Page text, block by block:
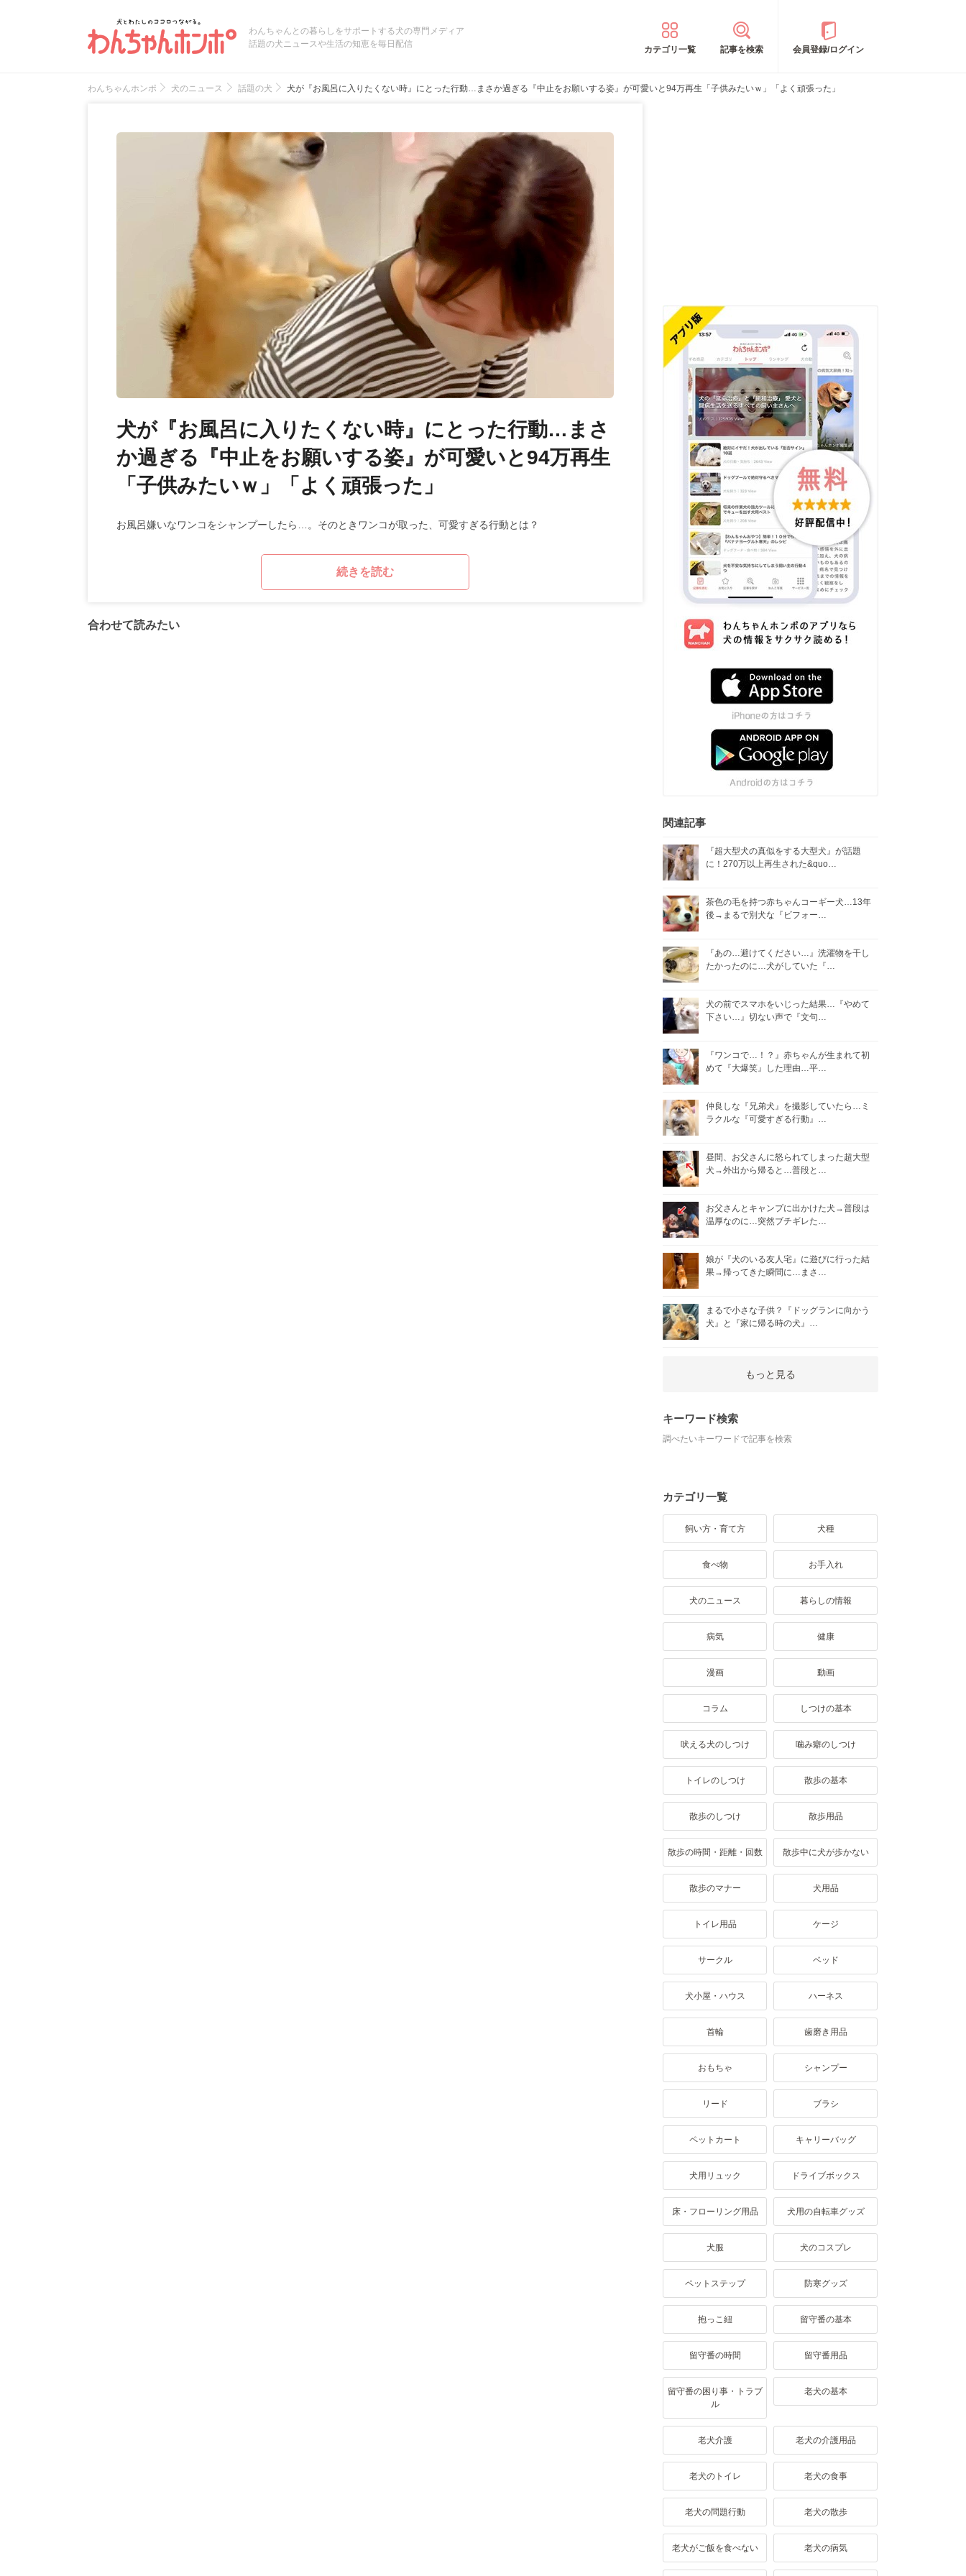
わんちゃんとの暮らしをサポートする犬の専門メディア
話題の犬ニュースや生活の知恵を毎日配信
カテゴリ一覧 記事を検索 会員登録/ログイン
わんちゃんホンポ 犬のニュース 話題の犬 犬が『お風呂に入りたくない時』にとった行動…まさか過ぎる『中止をお願いする姿』が可愛いと94万再生「子供みたいｗ」「よく頑張った」
犬が『お風呂に入りたくない時』にとった行動…まさ
か過ぎる『中止をお願いする姿』が可愛いと94万再生
「子供みたいｗ」「よく頑張った」
お風呂嫌いなワンコをシャンプーしたら…。そのときワンコが取った、可愛すぎる行動とは？
続きを読む
合わせて読みたい
関連記事
『超大型犬の真似をする大型犬』が話題
に！270万以上再生された&quo…
茶色の毛を持つ赤ちゃんコーギー犬…13年
後→まるで別犬な『ビフォー…
『あの…避けてください…』洗濯物を干し
たかったのに…犬がしていた『…
犬の前でスマホをいじった結果…『やめて
下さい…』切ない声で『文句…
『ワンコで…！？』赤ちゃんが生まれて初
めて『大爆笑』した理由…平…
仲良しな『兄弟犬』を撮影していたら…ミ
ラクルな『可愛すぎる行動』…
昼間、お父さんに怒られてしまった超大型
犬→外出から帰ると…普段と…
お父さんとキャンプに出かけた犬→普段は
温厚なのに…突然ブチギレた…
娘が『犬のいる友人宅』に遊びに行った結
果→帰ってきた瞬間に…まさ…
まるで小さな子供？『ドッグランに向かう
犬』と『家に帰る時の犬』…
もっと見る
キーワード検索
調べたいキーワードで記事を検索
カテゴリ一覧
飼い方・育て方 犬種
食べ物 お手入れ
犬のニュース 暮らしの情報
病気 健康
漫画 動画
コラム しつけの基本
吠える犬のしつけ 噛み癖のしつけ
トイレのしつけ 散歩の基本
散歩のしつけ 散歩用品
散歩の時間・距離・回数 散歩中に犬が歩かない
散歩のマナー 犬用品
トイレ用品 ケージ
サークル ベッド
犬小屋・ハウス ハーネス
首輪 歯磨き用品
おもちゃ シャンプー
リード ブラシ
ペットカート キャリーバッグ
犬用リュック ドライブボックス
床・フローリング用品 犬用の自転車グッズ
犬服 犬のコスプレ
ペットステップ 防寒グッズ
抱っこ紐 留守番の基本
留守番の時間 留守番用品
留守番の困り事・トラブ
ル
老犬の基本
老犬介護 老犬の介護用品
老犬のトイレ 老犬の食事
老犬の問題行動 老犬の散歩
老犬がご飯を食べない 老犬の病気